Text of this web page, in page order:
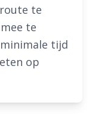
te
te
tijd
op